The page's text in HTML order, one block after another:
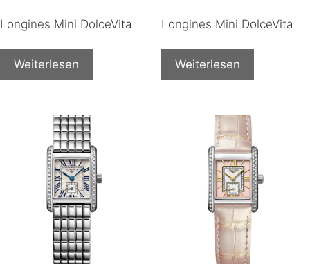
Longines Mini DolceVita
Weiterlesen
Longines Mini DolceVita
Weiterlesen